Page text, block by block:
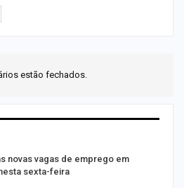
estão fechados.
novas vagas de emprego em
sexta-feira